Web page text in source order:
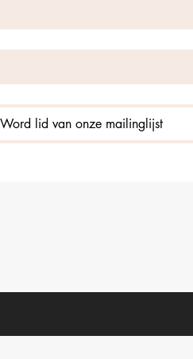
Word lid van onze mailinglijst